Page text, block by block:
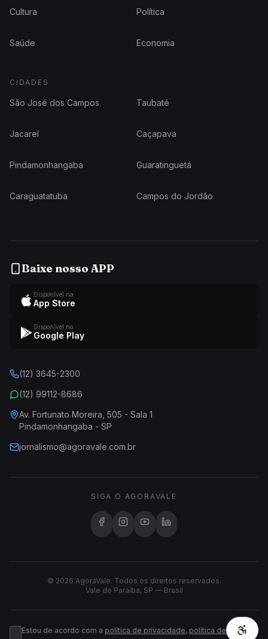
Cultura Política
Saúde Economia
CIDADES
São José dos Campos Taubaté
Jacareí Caçapava
Pindamonhangaba Guaratinguetá
Caraguatatuba Campos do Jordão
Baixe nosso APP
Disponível na
App Store
Disponível no
Google Play
(12) 3645-2300
(12) 99112-8686
Av. Fortunato Moreira, 505 - Sala 1
Pindamonhangaba - SP
jornalismo@agoravale.com.br
SIGA O AGORAVALE
© 2026 AgoraVale. Todos os direitos reservados.
Vale do Paraíba, SP — Brasil
Estou de acordo com a política de privacidade, política de cookies